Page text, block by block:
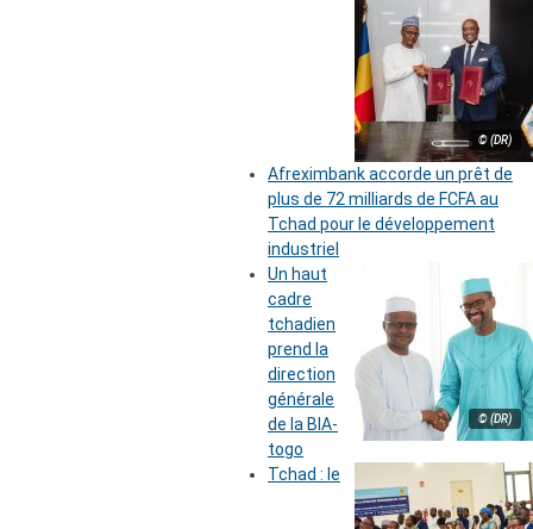
© (DR)
Afreximbank accorde un prêt de
plus de 72 milliards de FCFA au
Tchad pour le développement
industriel
© (DR)
Un haut
cadre
tchadien
prend la
direction
générale
de la BIA-
togo
Tchad : le